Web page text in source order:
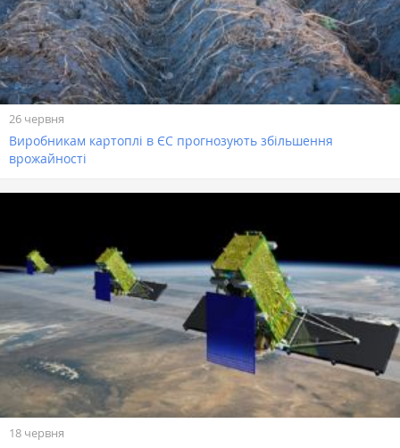
26 червня
Виробникам картоплі в ЄС прогнозують збільшення
врожайності
18 червня